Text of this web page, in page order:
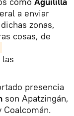
a enviar
zonas,
cosas, de
las
presencia
son Apatzingán,
Coalcomán.